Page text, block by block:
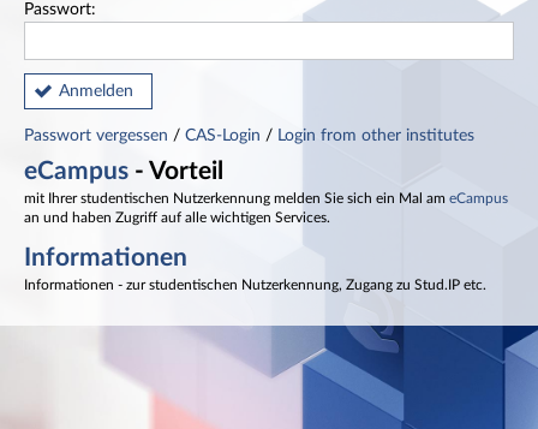
Passwort:
Anmelden
Passwort vergessen / CAS-Login / Login from other institutes
eCampus - Vorteil
mit Ihrer studentischen Nutzerkennung melden Sie sich ein Mal am eCampus
an und haben Zugriff auf alle wichtigen Services.
Informationen
Informationen - zur studentischen Nutzerkennung, Zugang zu Stud.IP etc.